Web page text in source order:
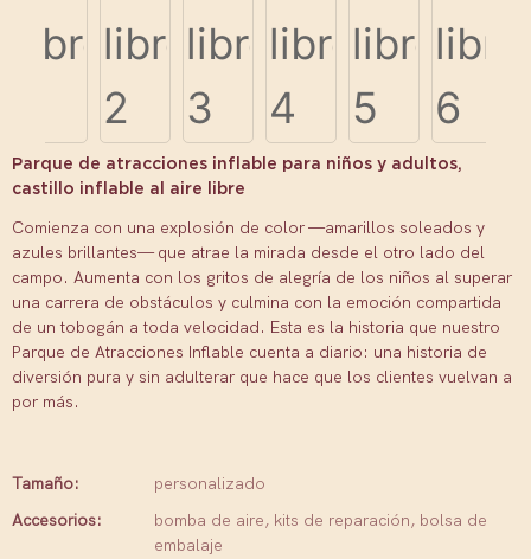
Parque de atracciones inflable para niños y adultos,
castillo inflable al aire libre
Comienza con una explosión de color —amarillos soleados y
azules brillantes— que atrae la mirada desde el otro lado del
campo. Aumenta con los gritos de alegría de los niños al superar
una carrera de obstáculos y culmina con la emoción compartida
de un tobogán a toda velocidad. Esta es la historia que nuestro
Parque de Atracciones Inflable cuenta a diario: una historia de
diversión pura y sin adulterar que hace que los clientes vuelvan a
por más.
Tamaño:
personalizado
Accesorios:
bomba de aire, kits de reparación, bolsa de
embalaje